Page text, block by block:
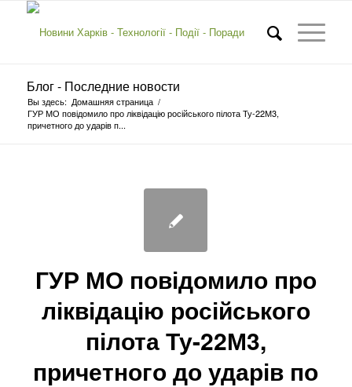
Блог - Последние новости
Вы здесь: Домашняя страница /
ГУР МО повідомило про ліквідацію російського пілота Ту-22М3,
причетного до ударів п...
ГУР МО повідомило про
ліквідацію російського
пілота Ту-22М3,
причетного до ударів по